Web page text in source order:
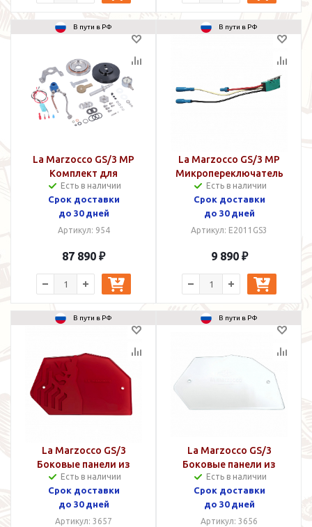
В пути в РФ
La Marzocco GS/3 MP
Комплект для
модернизации
Есть в наличии
Срок доставки
до 30 дней
Артикул: 954
87 890 ₽
В пути в РФ
La Marzocco GS/3 MP
Микропереключатель
Есть в наличии
Срок доставки
до 30 дней
Артикул: E2011GS3
9 890 ₽
В пути в РФ
La Marzocco GS/3
Боковые панели из
стекла красные
Есть в наличии
Срок доставки
до 30 дней
Артикул: 3657
В пути в РФ
La Marzocco GS/3
Боковые панели из
стекла прозрачные
Есть в наличии
Срок доставки
до 30 дней
Артикул: 3656